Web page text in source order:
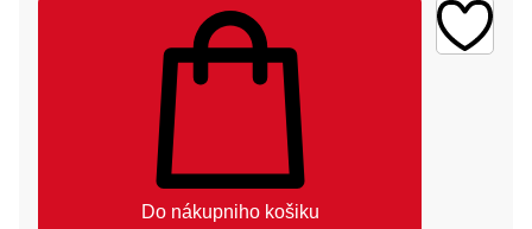
Do nákupniho košiku